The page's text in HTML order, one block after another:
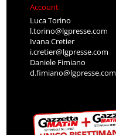
Account
Luca Torino
l.torino@lgpresse.com
Ivana Cretier
i.cretier@lgpresse.com
Daniele Fimiano
d.fimiano@lgpresse.com